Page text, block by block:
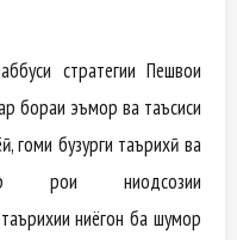
стратегии Пешвои
бораи эъмор ва таъсиси
гоми бузурги таърихӣ ва
роҳи ниҳодсозии
ниёгон ба шумор